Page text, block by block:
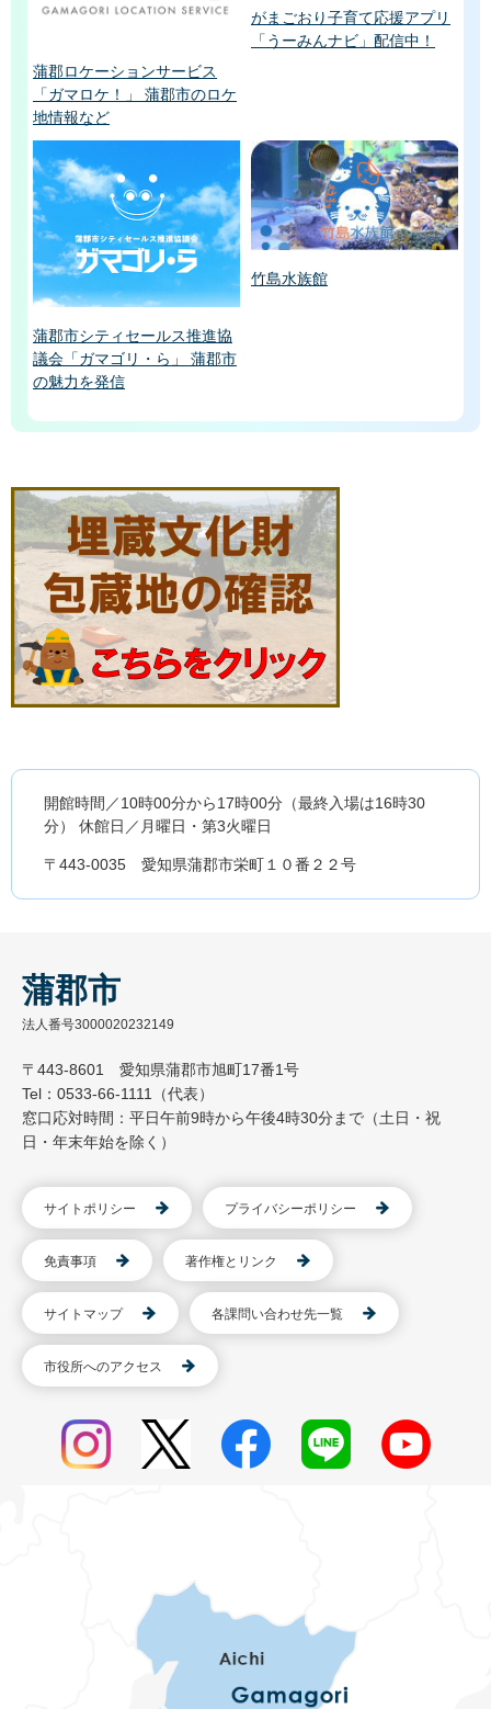
蒲郡ロケーションサービス
「ガマロケ！」 蒲郡市のロケ
地情報など
がまごおり子育て応援アプリ
「うーみんナビ」配信中！
蒲郡市シティセールス推進協
議会「ガマゴリ・ら」 蒲郡市
の魅力を発信
竹島水族館
開館時間／10時00分から17時00分（最終入場は16時30
分） 休館日／月曜日・第3火曜日
〒443-0035 愛知県蒲郡市栄町１０番２２号
蒲郡市
法人番号3000020232149
〒443-8601 愛知県蒲郡市旭町17番1号
Tel：0533-66-1111（代表）
窓口応対時間：平日午前9時から午後4時30分まで（土日・祝
日・年末年始を除く）
サイトポリシー プライバシーポリシー
免責事項 著作権とリンク
サイトマップ 各課問い合わせ先一覧
市役所へのアクセス